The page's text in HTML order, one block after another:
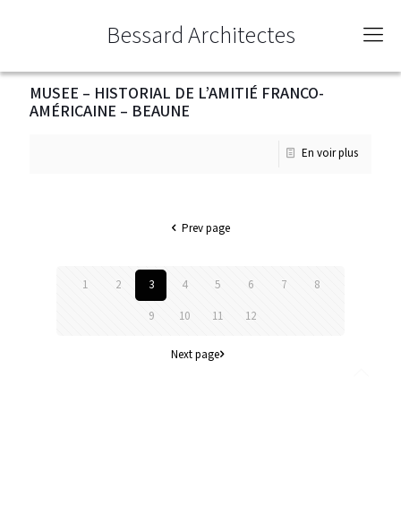
Bessard Architectes
MUSEE – HISTORIAL DE L’AMITIÉ FRANCO-
AMÉRICAINE – BEAUNE
En voir plus
Prev page
1 2 3 4 5 6 7 8
9 10 11 12
Next page